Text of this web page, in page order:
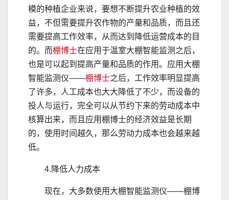
模的种植企业来说，要想不断提升农业种植的效
益，不但需要提升农作物的产量和品质，而且还
需要提高工作效率，从而达到降低运营成本的目
的。而棚博士在应用于温室大棚智能监测之后，
也是可以起到提高产量和品质的作用。应用大棚
智能监测仪——棚博士之后，工作效率明显提高
了许多，人工成本也大大降低了不少，而设备的
投人与运行，完全可以从节约下来的劳动成本中
核算出来，而且应用棚博士的经济效益是长期
的，使用时间越久，那么劳动力成本也会越来越
低。
4.降低人力成本
现在，大多数使用大棚智能监测仪——棚博